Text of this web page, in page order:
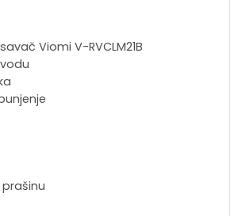
Viomi V-RVCLM21B